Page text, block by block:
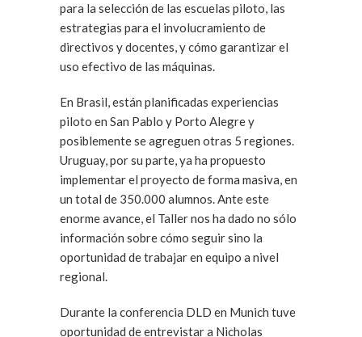
para la selección de las escuelas piloto, las
estrategias para el involucramiento de
directivos y docentes, y cómo garantizar el
uso efectivo de las máquinas.
En Brasil, están planificadas experiencias
piloto en San Pablo y Porto Alegre y
posiblemente se agreguen otras 5 regiones.
Uruguay, por su parte, ya ha propuesto
implementar el proyecto de forma masiva, en
un total de 350.000 alumnos. Ante este
enorme avance, el Taller nos ha dado no sólo
información sobre cómo seguir sino la
oportunidad de trabajar en equipo a nivel
regional.
Durante la conferencia DLD en Munich tuve
oportunidad de entrevistar a Nicholas